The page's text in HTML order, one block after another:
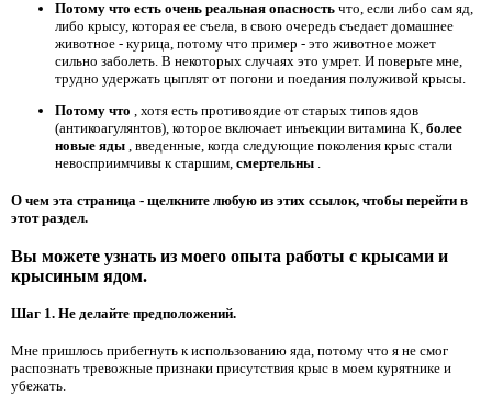
Потому что есть очень реальная опасность что, если либо сам яд,
либо крысу, которая ее съела, в свою очередь съедает домашнее
животное - курица, потому что пример - это животное может
сильно заболеть. В некоторых случаях это умрет. И поверьте мне,
трудно удержать цыплят от погони и поедания полуживой крысы.
Потому что , хотя есть противоядие от старых типов ядов
(антикоагулянтов), которое включает инъекции витамина К, более
новые яды , введенные, когда следующие поколения крыс стали
невосприимчивы к старшим, смертельны .
О чем эта страница - щелкните любую из этих ссылок, чтобы перейти в
этот раздел.
Вы можете узнать из моего опыта работы с крысами и
крысиным ядом.
Шаг 1. Не делайте предположений.
Мне пришлось прибегнуть к использованию яда, потому что я не смог
распознать тревожные признаки присутствия крыс в моем курятнике и
убежать.